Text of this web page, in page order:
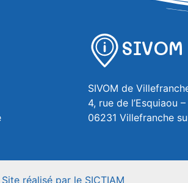
SIVOM
SIVOM de
4, rue de l’Esquiaou
06231 Villefranche
Site réalisé par le SICTIAM